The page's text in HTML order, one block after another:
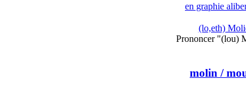
en graphie
(lo,eth)
Prononcer "(lou)
molin /